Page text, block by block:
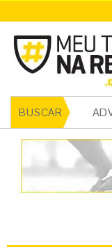
BUSCAR